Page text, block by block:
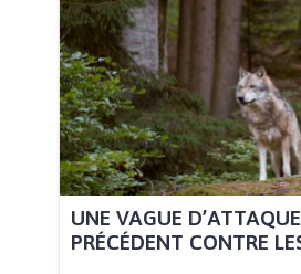
UNE VAGUE
PRÉCÉDENT CONTRE